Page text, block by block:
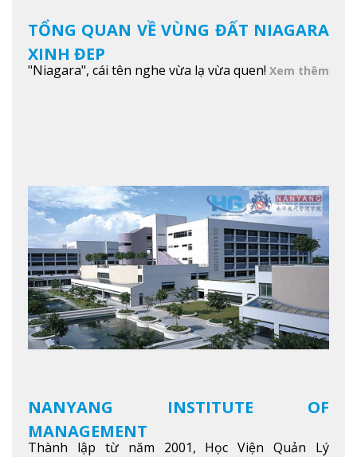
TỔNG QUAN VỀ VÙNG ĐẤT NIAGARA
XINH ĐẸP
"Niagara", cái tên nghe vừa lạ vừa quen! Xem thêm
NANYANG INSTITUTE OF
MANAGEMENT
Thành lập từ năm 2001, Học Viện Quản Lý